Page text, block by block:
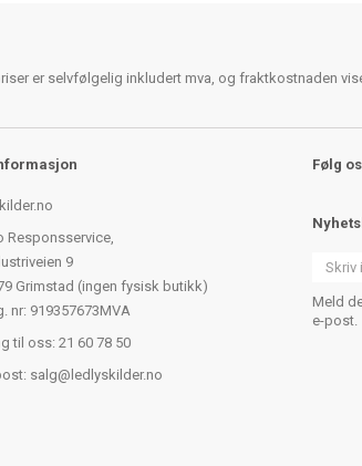
er selvfølgelig inkludert mva, og fraktkostnaden
Responsservice,
9
Grimstad (ingen fysisk butikk)
nr: 919357673MVA
til oss: 21 60 78 50
salg@ledlyskilder.no
Følg
Meld
e-post.